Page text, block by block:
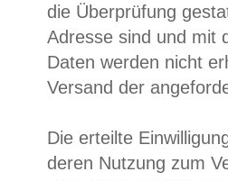
die Überprüfung
Adresse sind und mit
Daten werden nicht
Versand der
Die erteilte
deren Nutzung zum